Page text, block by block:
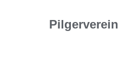
Pilgerverein